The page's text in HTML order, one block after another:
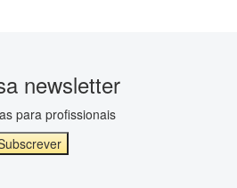
newsletter
para profissionais